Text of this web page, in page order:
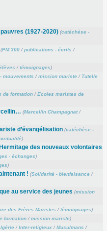
(1927-2020) (catéchèse -
(PM 300/publications - écrits /
/témoignages)
mouvements /mission mariste/ Tutelle
de formation/Ecoles maristes de
(Marcellin Champagnat/
d’évangélisation (catéchèse -
)
des nouveaux volontaires
- échanges)
)
! (Solidarité - bienfaisance/
au service des jeunes (mission
des Frères Maristes /témoignages)
formation/mission mariste)
/Inter-religieux/Musulmans /